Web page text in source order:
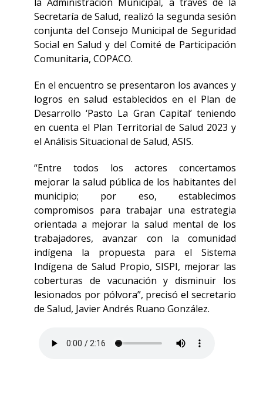
Secretaría de Salud, realizó la segunda sesión
conjunta del Consejo Municipal de Seguridad
Social en Salud y del Comité de Participación
Comunitaria, COPACO.
En el encuentro se presentaron los avances y
logros en salud establecidos en el Plan de
Desarrollo ‘Pasto La Gran Capital’ teniendo
en cuenta el Plan Territorial de Salud 2023 y
el Análisis Situacional de Salud, ASIS.
“Entre todos los actores concertamos
mejorar la salud pública de los habitantes del
municipio; por eso, establecimos
compromisos para trabajar una estrategia
orientada a mejorar la salud mental de los
trabajadores, avanzar con la comunidad
indígena la propuesta para el Sistema
Indígena de Salud Propio, SISPI, mejorar las
coberturas de vacunación y disminuir los
lesionados por pólvora”, precisó el secretario
de Salud, Javier Andrés Ruano González.